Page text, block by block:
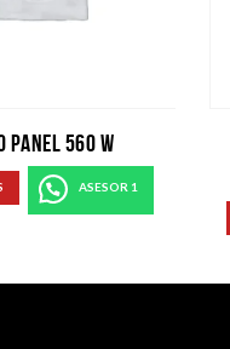
PANEL 560 W
ASESOR 1